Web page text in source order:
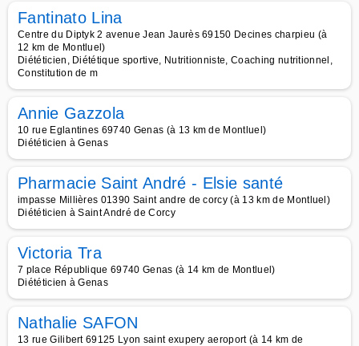
Fantinato Lina
Centre du Diptyk 2 avenue Jean Jaurès 69150 Decines charpieu (à
12 km de Montluel)
Diététicien, Diététique sportive, Nutritionniste, Coaching nutritionnel,
Constitution de m
Annie Gazzola
10 rue Eglantines 69740 Genas (à 13 km de Montluel)
Diététicien à Genas
Pharmacie Saint André - Elsie santé
impasse Millières 01390 Saint andre de corcy (à 13 km de Montluel)
Diététicien à Saint André de Corcy
Victoria Tra
7 place République 69740 Genas (à 14 km de Montluel)
Diététicien à Genas
Nathalie SAFON
13 rue Gilibert 69125 Lyon saint exupery aeroport (à 14 km de